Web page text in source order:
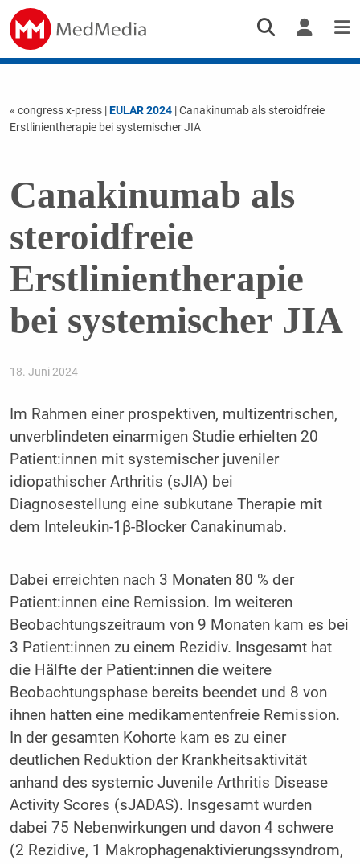
« congress x-press |EULAR 2024| Canakinumab als steroidfreie
Erstlinientherapie bei systemischer JIA
Canakinumab als
steroidfreie
Erstlinientherapie
bei systemischer JIA
18. Juni 2024
Im Rahmen einer prospektiven, multizentrischen,
unverblindeten einarmigen Studie erhielten 20
Patient:innen mit systemischer juveniler
idiopathischer Arthritis (sJIA) bei
Diagnosestellung eine subkutane Therapie mit
dem Inteleukin-1β-Blocker Canakinumab.
Dabei erreichten nach 3 Monaten 80 % der
Patient:innen eine Remission. Im weiteren
Beobachtungszeitraum von 9 Monaten kam es bei
3 Patient:innen zu einem Rezidiv. Insgesamt hat
die Hälfte der Patient:innen die weitere
Beobachtungsphase bereits beendet und 8 von
ihnen hatten eine medikamentenfreie Remission.
In der gesamten Kohorte kam es zu einer
deutlichen Reduktion der Krankheitsaktivität
anhand des systemic Juvenile Arthritis Disease
Activity Scores (sJADAS). Insgesamt wurden
dabei 75 Nebenwirkungen und davon 4 schwere
(2 Rezidive, 1 Makrophagenaktivierungssyndrom,